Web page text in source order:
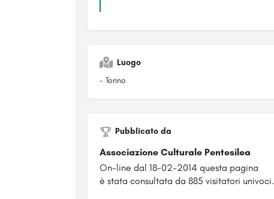
Luogo
- Torino
Pubblicato da
Associazione Culturale Pentesilea
On-line dal 18-02-2014 questa pagina
è stata consultata da 885 visitatori univoci.